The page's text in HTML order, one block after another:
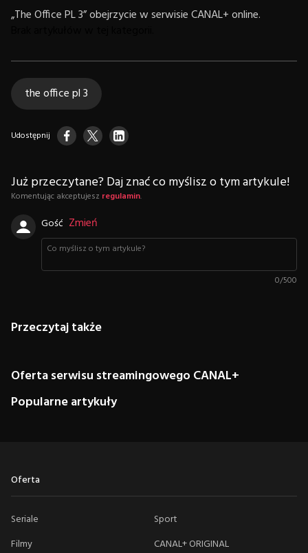
„The Office PL 3” obejrzycie w serwisie CANAL+ online.
the office pl 3
Udostępnij
Już przeczytane? Daj znać co myślisz o tym artykule!
Komentując akceptujesz regulamin.
Gość Zmień
0/500
Przeczytaj także
Oferta serwisu streamingowego CANAL+
Popularne artykuły
Oferta
Seriale
Sport
Filmy
CANAL+ ORIGINAL